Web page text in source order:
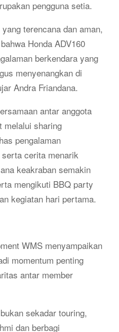
pengguna setia.
terencana dan aman,
Honda ADV160
berkendara yang
menyenangkan di
Andra Friandana.
antar anggota
melalui sharing
pengalaman
cerita menarik
keakraban semakin
mengikuti BBQ party
kegiatan hari pertama.
WMS menyampaikan
momentum penting
antar member
sekadar touring,
dan berbagi